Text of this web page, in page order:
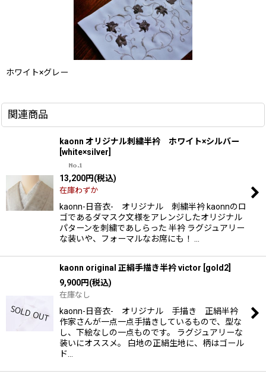
ホワイト×グレー
関連商品
kaonn オリジナル刺繍半衿 ホワイト×シルバー
white×silver
13,200円(税込)
在庫わずか
kaonn-日音衣- オリジナル 刺繍半衿 kaonnのロ
ゴであるダマスク文様をアレンジしたオリジナル
パターンを刺繍であしらった 半衿 ラグジュアリー
な装いや、フォーマルなお席にも！ …
kaonn original 正絹手描き半衿 victor gold2
9,900円(税込)
在庫なし
kaonn-日音衣- オリジナル 手描き 正絹半衿
作家さんが一点一点手描きしているもので、型な
し、下絵なしの一点ものです。 ラグジュアリーな
装いにオススメ。 白地の正絹生地に、柄はゴール
ド…